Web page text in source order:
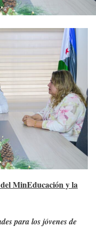
MinEducación y la
para los jóvenes de